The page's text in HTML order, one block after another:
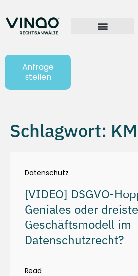
Anfrage
stellen
Schlagwort:
Datenschutz
[VIDEO] DSGVO-
Geniales oder
Geschäftsmodell im
Datenschutzrecht?
Read